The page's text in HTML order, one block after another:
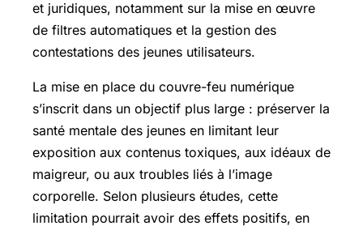
et juridiques, notamment sur la mise en œuvre
de filtres automatiques et la gestion des
contestations des jeunes utilisateurs.
La mise en place du couvre-feu numérique
s’inscrit dans un objectif plus large : préserver la
santé mentale des jeunes en limitant leur
exposition aux contenus toxiques, aux idéaux de
maigreur, ou aux troubles liés à l’image
corporelle. Selon plusieurs études, cette
limitation pourrait avoir des effets positifs, en